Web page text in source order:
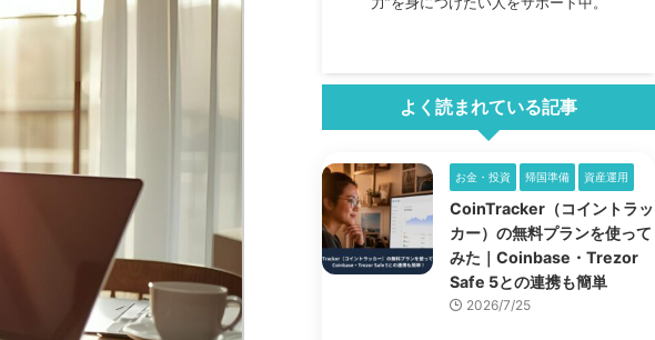
よく読まれている記事
お金・投資 帰国準備 資産運用
CoinTracker（コイントラッ
カー）の無料プランを使って
みた｜Coinbase・Trezor
Safe 5との連携も簡単
2026/7/25